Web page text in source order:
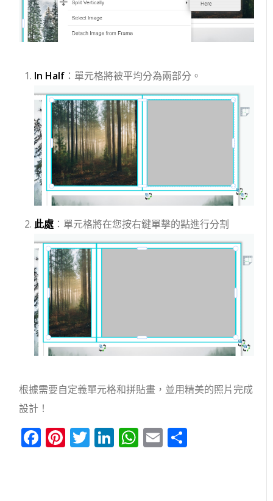
In Half ：單元格將被平均分為兩部分。
此處 ：單元格將在您按右鍵單擊的點進行分割
根據需要自定義單元格和拼貼畫，並用精美的照片完成
設計！
Facebook
Pinterest
Twitter
LinkedIn
WhatsApp
Email